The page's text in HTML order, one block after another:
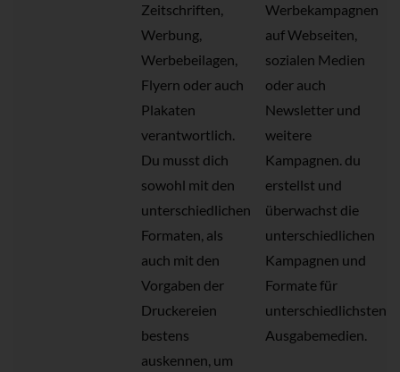
Zeitschriften,
Werbung,
Werbebeilagen,
Flyern oder auch
Plakaten
verantwortlich.
Du musst dich
sowohl mit den
unterschiedlichen
Formaten, als
auch mit den
Vorgaben der
Druckereien
bestens
auskennen, um
Werbekampagnen
auf Webseiten,
sozialen Medien
oder auch
Newsletter und
weitere
Kampagnen. du
erstellst und
überwachst die
unterschiedlichen
Kampagnen und
Formate für
unterschiedlichsten
Ausgabemedien.